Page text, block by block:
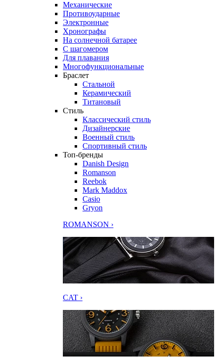
Механические
Противоударные
Электронные
Хронографы
На солнечной батарее
С шагомером
Для плавания
Многофункциональные
Браслет
Стальной
Керамический
Титановый
Стиль
Классический стиль
Дизайнерские
Военный стиль
Спортивный стиль
Топ-бренды
Danish Design
Romanson
Reebok
Mark Maddox
Casio
Gryon
ROMANSON ›
CAT ›